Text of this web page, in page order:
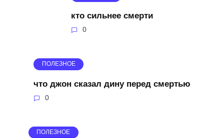
кто сильнее смерти
0
ПОЛЕЗНОЕ
что джон сказал дину перед смертью
0
ПОЛЕЗНОЕ